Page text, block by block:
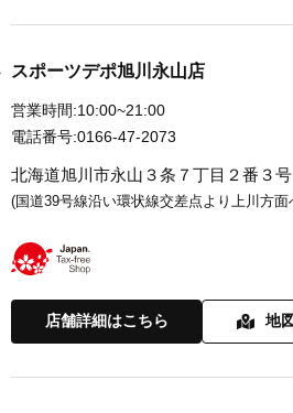
スポーツデポ旭川永山店
営業時間:10:00~21:00
電話番号:0166-47-2073
北海道旭川市永山３条７丁目２番３号
(国道39号線沿い環状線交差点より上川方
店舗詳細はこちら 地